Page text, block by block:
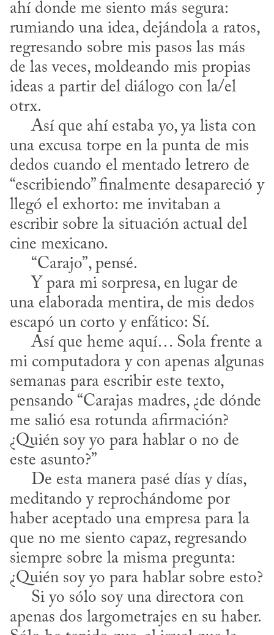
ahí donde me siento más segura:
rumiando una idea, dejándola a ratos,
regresando sobre mis pasos las más
de las veces, moldeando mis propias
ideas a partir del diálogo con la/el
otrx.
una excusa torpe en la punta de mis
dedos cuando el mentado letrero de
“escribiendo” finalmente desapareció y
llegó el exhorto: me invitaban a
escribir sobre la situación actual del
cine mexicano.
una elaborada mentira, de mis dedos
escapó un corto y enfático: Sí.
mi computadora y con apenas algunas
semanas para escribir este texto,
pensando “Carajas madres, ¿de dónde
me salió esa rotunda afirmación?
¿Quién soy yo para hablar o no de
este asunto?”
meditando y reprochándome por
haber aceptado una empresa para la
que no me siento capaz, regresando
siempre sobre la misma pregunta:
¿Quién soy yo para hablar sobre esto?
apenas dos largometrajes en su haber.